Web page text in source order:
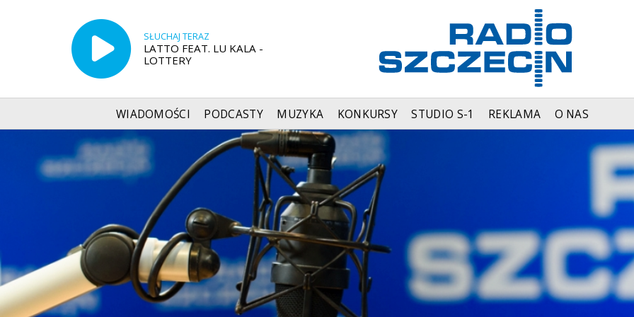
SŁUCHAJ TERAZ
LATTO FEAT. LU KALA -
LOTTERY
WIADOMOŚCI PODCASTY MUZYKA KONKURSY STUDIO S-1 REKLAMA O NAS